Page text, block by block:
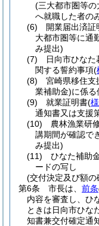
(三大都市圏等
へ就職した者の
(6)
開業届出済
大都市圏等に通
み提出)
(7)
日向市ひな
関する誓約事項(
(8)
宮崎県移住支
業補助金)に係る
(9)
就業証明書(
通知書又は支援
(10)
農林漁業研
講期間が確認で
み提出)
(11)
ひなた補助
ードの写し
(交付決定及び額の
第6条
市長は、 前条
内容を審査し、ひ
ときは日向市ひな
知書兼交付確定通